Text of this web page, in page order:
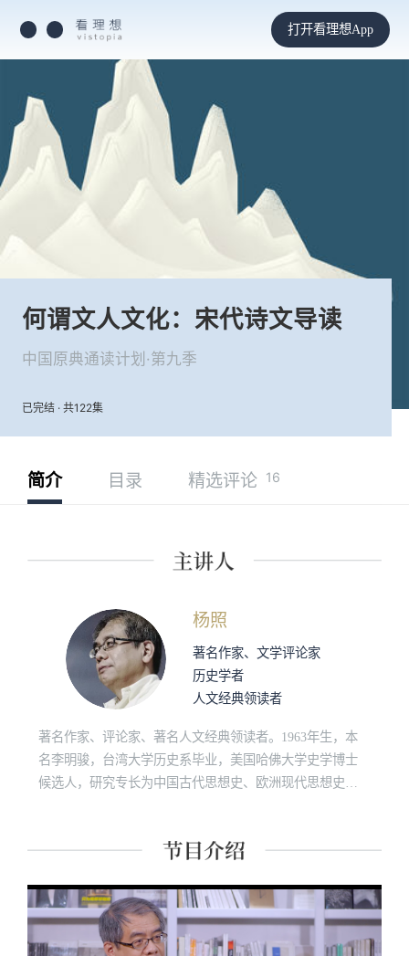
打开看理想App
何谓文人文化：宋代诗文导读
中国原典通读计划·第九季
已完结 · 共122集
简介 目录 精选评论 16
杨照
著名作家、文学评论家
历史学者
人文经典领读者
著名作家、评论家、著名人文经典领读者。1963年生，本
名李明骏，台湾大学历史系毕业，美国哈佛大学史学博士
候选人，研究专长为中国古代思想史、欧洲现代思想史、
《故事照亮未来》《想乐：聆听音符背后的美丽心灵》